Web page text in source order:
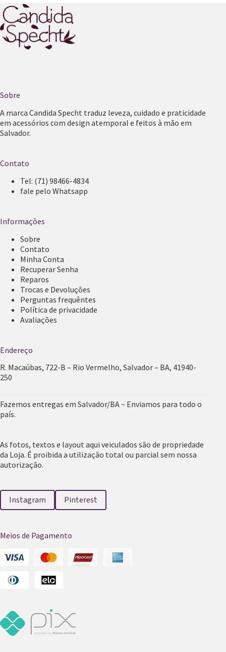
Sobre
A marca Candida Specht traduz leveza, cuidado e praticidade
em acessórios com design atemporal e feitos à mão em
Salvador.
Contato
Tel: (71) 98466-4834
fale pelo Whatsapp
Informações
Sobre
Contato
Minha Conta
Recuperar Senha
Reparos
Trocas e Devoluções
Perguntas frequêntes
Política de privacidade
Avaliações
Endereço
R. Macaúbas, 722-B – Rio Vermelho, Salvador – BA, 41940-
250
Fazemos entregas em Salvador/BA ~ Enviamos para todo o
país.
As fotos, textos e layout aqui veiculados são de propriedade
da Loja. É proibida a utilização total ou parcial sem nossa
autorização.
Instagram Pinterest
Meios de Pagamento